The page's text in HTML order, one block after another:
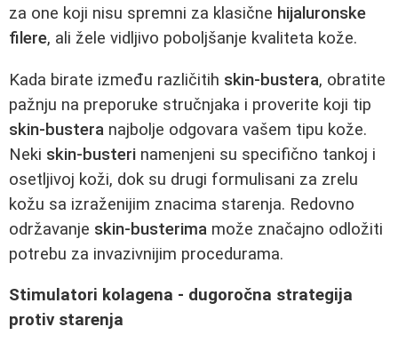
za one koji nisu spremni za klasične hijaluronske
filere, ali žele vidljivo poboljšanje kvaliteta kože.
Kada birate između različitih skin-bustera, obratite
pažnju na preporuke stručnjaka i proverite koji tip
skin-bustera najbolje odgovara vašem tipu kože.
Neki skin-busteri namenjeni su specifično tankoj i
osetljivoj koži, dok su drugi formulisani za zrelu
kožu sa izraženijim znacima starenja. Redovno
održavanje skin-busterima može značajno odložiti
potrebu za invazivnijim procedurama.
Stimulatori kolagena - dugoročna strategija
protiv starenja